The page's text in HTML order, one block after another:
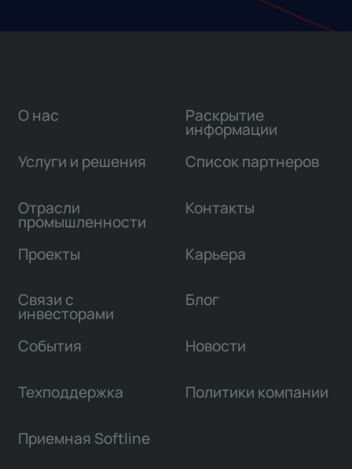
О нас
Услуги и решения
Отрасли
промышленности
Проекты
Связи с
инвесторами
Раскрытие
информации
Список партнеров
Контакты
Карьера
Блог
События Новости
Техподдержка Политики компании
Приемная Softline